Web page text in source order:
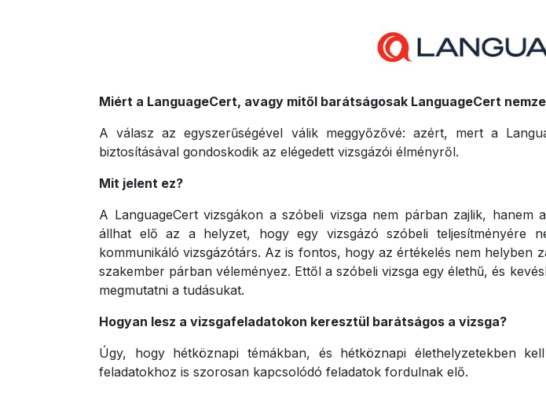
Miért a LanguageCert, avagy mitől barátságosak LanguageCert
A válasz az egyszerűségével válik meggyőzővé: azért, mert a
biztosításával gondoskodik az elégedett vizsgázói élményről.
Mit jelent ez?
A LanguageCert vizsgákon a szóbeli vizsga nem párban zajlik, hanem
állhat elő az a helyzet, hogy egy vizsgázó szóbeli teljesítményére
kommunikáló vizsgázótárs. Az is fontos, hogy az értékelés nem helyben
szakember párban véleményez. Ettől a szóbeli vizsga egy élethű, és
megmutatni a tudásukat.
Hogyan lesz a vizsgafeladatokon keresztül barátságos a vizsga?
Úgy, hogy hétköznapi témákban, és hétköznapi élethelyzetekben
feladatokhoz is szorosan kapcsolódó feladatok fordulnak elő.